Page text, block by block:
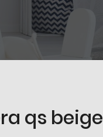
qs beige